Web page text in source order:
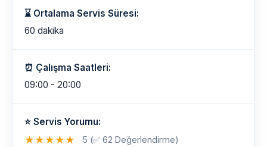
⌛ Ortalama Servis Süresi:
60 dakika
⏰ Çalışma Saatleri:
09:00 - 20:00
⭐ Servis Yorumu:
★ ★ ★ ★ ★ 5 (✅ 62 Değerlendirme)